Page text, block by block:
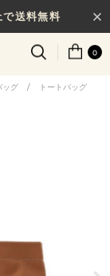
送料無料
フトガイド 0
ッグ / トートバッグ